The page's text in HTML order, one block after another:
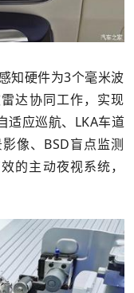
知硬件为3个毫米波
达协同工作，实现
适应巡航、LKA车道
像、BSD盲点监测
的主动夜视系统，